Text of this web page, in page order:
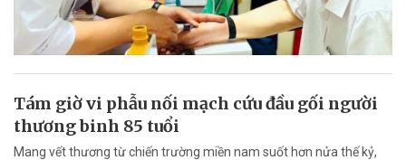
Tám giờ vi phẫu nối mạch cứu đầu gối người
thương binh 85 tuổi
Mang vết thương từ chiến trường miền nam suốt hơn nửa thế kỷ,